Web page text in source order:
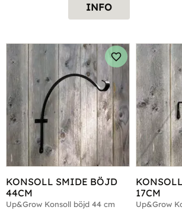
INFO
KONSOLL SMIDE BÖJD
44CM
Up&Grow Konsoll böjd 44 cm
Lägg till i
17CM
Up&Grow